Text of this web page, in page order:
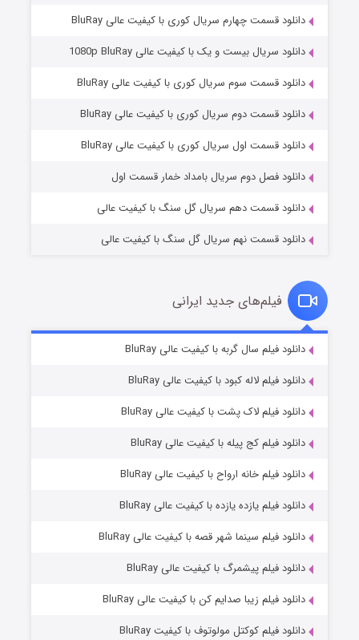
مردگان متحرک: شهر مرده ۳
قسمت۲ (زیرنویس) منتشر شد
قسمت۷ (زیرنویس) منتشر شد
دانلود قسمت چهارم سریال کوری با کیفیت عالی BluRay
دانلود سریال بیست و یک با کیفیت عالی 1080p BluRay
دانلود قسمت سوم سریال کوری با کیفیت عالی BluRay
دانلود قسمت دوم سریال کوری با کیفیت عالی BluRay
دانلود قسمت اول سریال کوری با کیفیت عالی BluRay
دانلود فصل دوم سریال بامداد خمار قسمت اول
دانلود قسمت دهم سریال گل سنگ با کیفیت عالی
دانلود قسمت نهم سریال گل سنگ با کیفیت عالی
فیلم‌های جدید ایرانی
دانلود فیلم سال گربه با کیفیت عالی BluRay
دانلود فیلم لاله کبود با کیفیت عالی BluRay
دانلود فیلم لاک پشت با کیفیت عالی BluRay
دانلود فیلم کج‌ پیله با کیفیت عالی BluRay
دانلود فیلم خانه ارواح با کیفیت عالی BluRay
دانلود فیلم یازده یازده با کیفیت عالی BluRay
دانلود فیلم سینما شهر قصه با کیفیت عالی BluRay
دانلود فیلم پیشمرگ با کیفیت عالی BluRay
دانلود فیلم زیبا صدایم کن با کیفیت عالی BluRay
دانلود فیلم کوکتل مولوتوف با کیفیت BluRay